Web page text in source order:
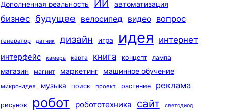
Дополненная реальность ИИ автоматизация
бизнес будущее велосипед видео вопрос
генератор датчик дизайн игра идея интернет
интерфейс камера карта книга концепт лампа
магазин магнит маркетинг машинное обучение
микро-идея музыка поиск проект растение реклама
рисунок робот робототехника сайт светодиод